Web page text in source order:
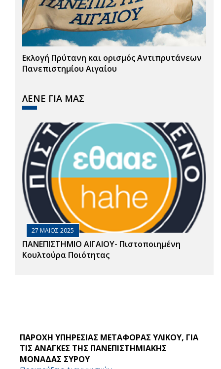
Εκλογή Πρύτανη και ορισμός Αντιπρυτάνεων
Πανεπιστημίου Αιγαίου
ΛΕΝΕ ΓΙΑ ΜΑΣ
27 ΜΑΙΟΣ 2025
ΠΑΝΕΠΙΣΤΗΜΙΟ ΑΙΓΑΙΟΥ- Πιστοποιημένη
Κουλτούρα Ποιότητας
ΠΑΡΟΧΗ ΥΠΗΡΕΣΙΑΣ ΜΕΤΑΦΟΡΑΣ ΥΛΙΚΟΥ, ΓΙΑ
ΤΙΣ ΑΝΑΓΚΕΣ ΤΗΣ ΠΑΝΕΠΙΣΤΗΜΙΑΚΗΣ
ΜΟΝΑΔΑΣ ΣΥΡΟΥ